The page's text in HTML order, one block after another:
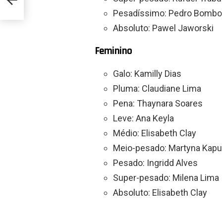
Pesadíssimo: Pedro
Absoluto: Pawel Jaworski
Feminino
Galo: Kamilly Dias
Pluma: Claudiane Lima
Pena: Thaynara Soares
Leve: Ana Keyla
Médio: Elisabeth Clay
Meio-pesado: Martyna
Pesado: Ingridd Alves
Super-pesado: Milena Lima
Absoluto: Elisabeth Clay